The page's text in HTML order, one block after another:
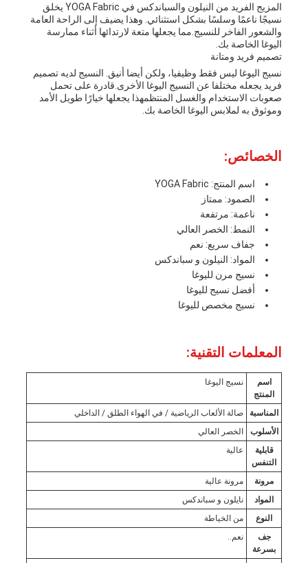
المزيج الفريد من النيلون والسباندكس في YOGA Fabric يخلق
نسيجًا ناعمًا وسلسًا بشكل استثنائي. وهذا يضيف إلى الراحة العامة
والشعور الفاخر للنسيج.مما يجعلها متعة لارتدائها أثناء ممارسة
اليوغا الخاصة بك.
تصميم فريد ومتانة
نسيج اليوغا ليس فقط وظيفيا، ولكن أيضا أنيق. النسيج لديه تصميم
فريد يجعله مختلفا عن النسيج اليوغا الأخرى.قادرة على تحمل
صعوبات الاستخدام والغسل المنتظمهذا يجعلها خيارًا طويل الأمد
وموثوق به لملابس اليوغا الخاصة بك.
الخصائص:
اسم المنتج: YOGA Fabric
الصمود: ممتاز
ناعمة: مرتفعة
النمط: الخصر العالي
جفاف سريع: نعم
المواد: النيلون و سباندكس
نسيج مرن لليوغا
أفضل نسيج لليوغا
نسيج مخصص لليوغا
المعلمات التقنية:
اسم
المنتج
نسيج اليوغا
المناسبة
صالة الألعاب الرياضية / في الهواء الطلق / الداخلي
الأسلوب
الخصر العالي
قابلية
التنفس
عالية
مرونة
مرونة عالية
المواد
نايلون و سباندكس
النوع
من الخياطة
جف
بسرعة
نعم..